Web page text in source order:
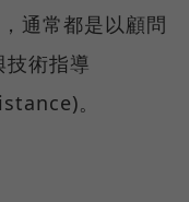
通常都是以顧問
術指導
。